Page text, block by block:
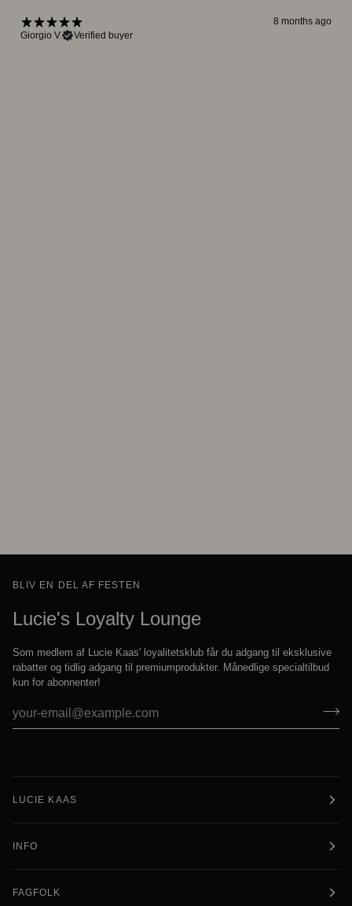
8 months ago
Giorgio V.
Verified buyer
BLIV EN DEL AF FESTEN
Lucie's Loyalty Lounge
Som medlem af Lucie Kaas' loyalitetsklub får du adgang til eksklusive
rabatter og tidlig adgang til premiumprodukter. Månedlige specialtilbud
kun for abonnenter!
LUCIE KAAS
INFO
FAGFOLK